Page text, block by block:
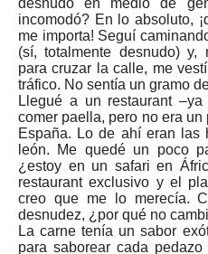
desnudo en medio de
incomodó? En lo absoluto,
me importa! Seguí
(sí, totalmente desnudo) y,
para cruzar la calle, me
tráfico. No sentía un gramo
Llegué a un restaurant
comer paella, pero no era
España. Lo de ahí eran las
león. Me quedé un poco
¿estoy en un safari en
restaurant exclusivo y el
creo que me lo merecía.
desnudez, ¿por qué no
La carne tenía un sabor
para saborear cada